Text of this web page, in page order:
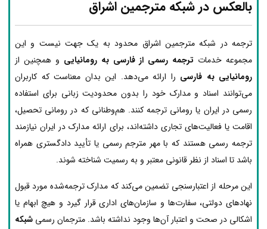
بالعکس در شبکه مترجمین اشراق
ترجمه در شبکه مترجمین اشراق محدود به یک جهت نیست و این
مجموعه خدمات ترجمه رسمی از فارسی به رومانیایی و همچنین از
رومانیایی به فارسی را ارائه می‌دهد. این بدان معناست که کاربران
می‌توانند اسناد و مدارک خود را بدون محدودیت زبانی برای استفاده
رسمی در ایران یا رومانی ترجمه کنند. هم‌وطنانی که در رومانی تحصیل،
اقامت یا فعالیت‌های تجاری داشته‌اند، برای ارائه مدارک در ایران نیازمند
ترجمه رسمی هستند که با مهر مترجم رسمی یا تأیید دادگستری همراه
باشد تا اسناد از نظر قانونی معتبر و به رسمیت شناخته شوند.
این مرحله از اعتبارسنجی تضمین می‌کند که مدارک ترجمه‌شده مورد قبول
نهادهای دولتی، سفارت‌ها و سازمان‌های اداری قرار گیرد و هیچ ابهام یا
اشکالی در صحت و اعتبار آن‌ها وجود نداشته باشد. مترجمان رسمی شبکه